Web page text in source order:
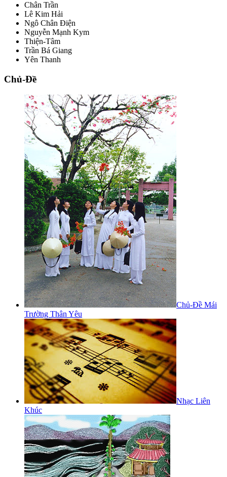
Chân Trần
Lê Kim Hải
Ngô Chân Điện
Nguyễn Mạnh Kym
Thiện-Tâm
Trần Bá Giang
Yên Thanh
Chủ-Đề
Chủ-Đề Mái
Trường Thân Yêu
Nhạc Liên
Khúc